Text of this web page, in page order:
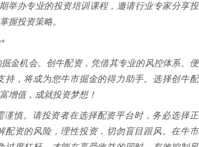
举办专业的投资培训课程，邀请行业专家分享投
握投资策略。
金机会。创牛配资，凭借其专业的风控体系、便
持，将成为您牛市掘金的得力助手。选择创牛配
增值，成就投资梦想！
慎。请投资者在选择配资平台时，务必选择正
配资的风险，理性投资，切勿盲目跟风。在牛市